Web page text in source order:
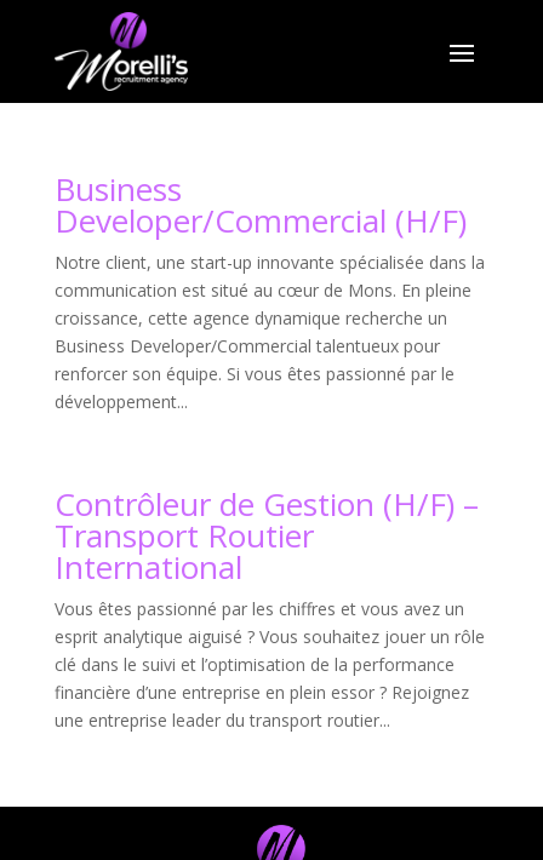
Business
Developer/Commercial (H/F)
Notre client, une start-up innovante spécialisée dans la
communication est situé au cœur de Mons. En pleine
croissance, cette agence dynamique recherche un
Business Developer/Commercial talentueux pour
renforcer son équipe. Si vous êtes passionné par le
développement...
Contrôleur de Gestion (H/F) –
Transport Routier
International
Vous êtes passionné par les chiffres et vous avez un
esprit analytique aiguisé ? Vous souhaitez jouer un rôle
clé dans le suivi et l’optimisation de la performance
financière d’une entreprise en plein essor ? Rejoignez
une entreprise leader du transport routier...